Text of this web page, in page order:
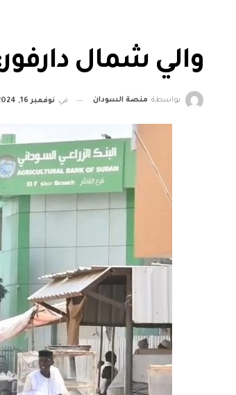
والي شمال
بواسطة منصة السودان في نوفمبر 16, 2024